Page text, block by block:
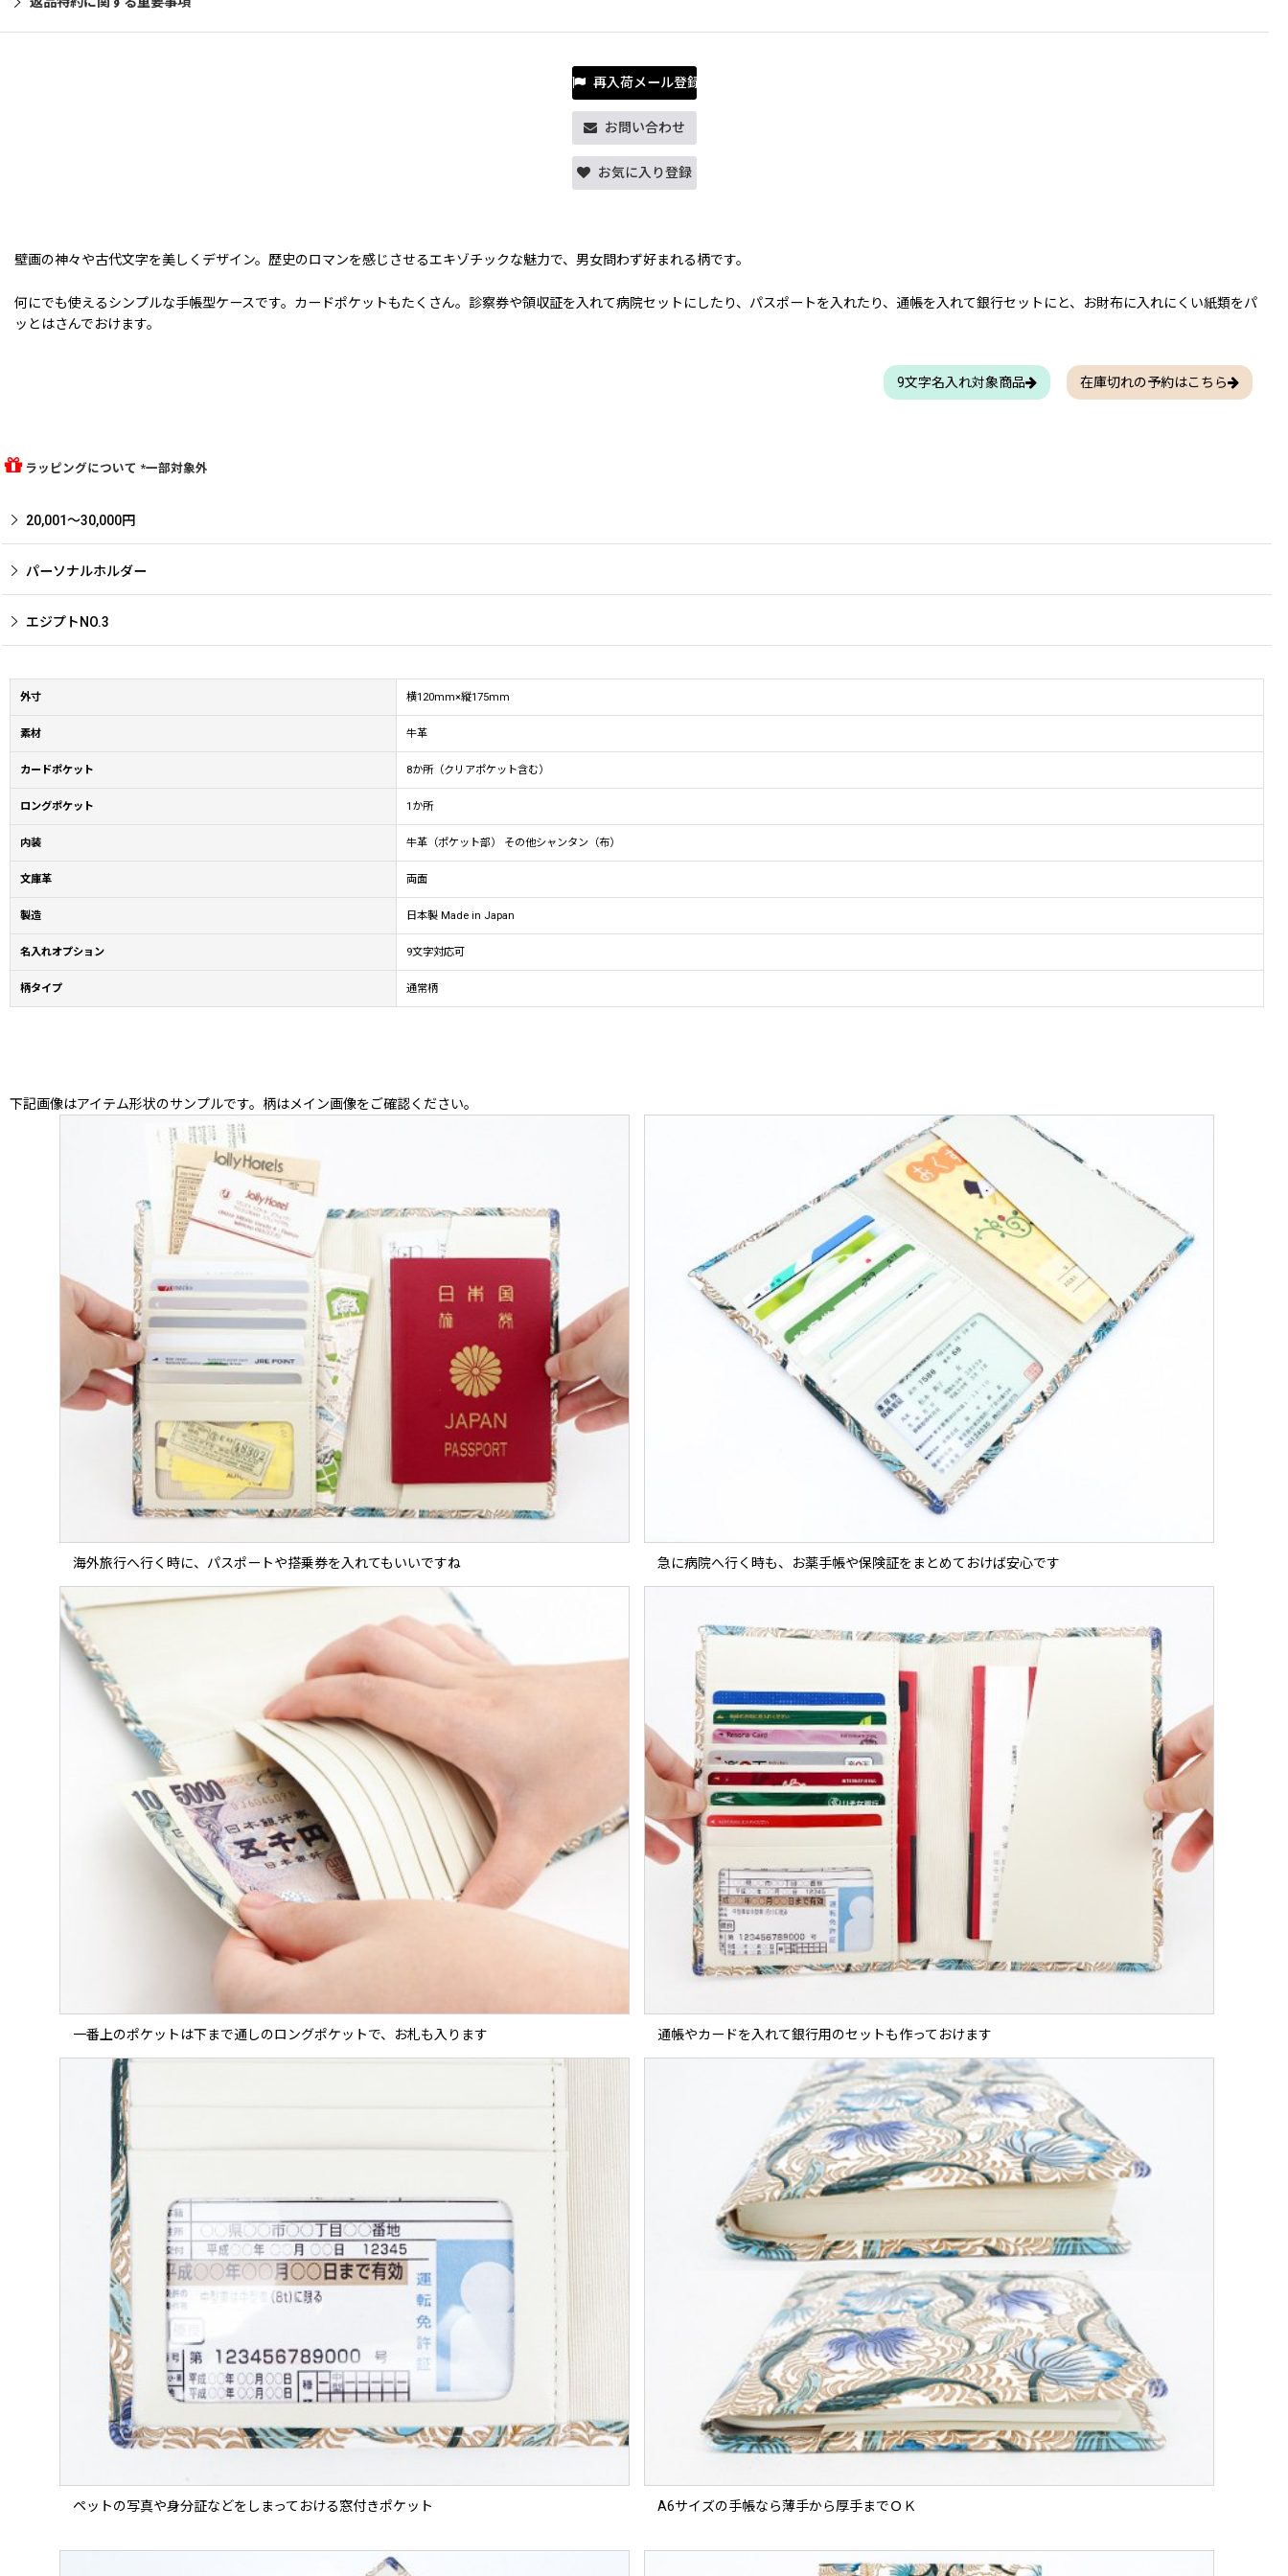
再入荷メール登録
お問い合わせ
お気に入り登録
壁画の神々や古代文字を美しくデザイン。歴史のロマンを感じさせるエキゾチックな魅力で、男女問わず好まれる柄です。
何にでも使えるシンプルな手帳型ケースです。カードポケットもたくさん。診察券や領収証を入れて病院セットにしたり、パスポートを入れたり、通帳を入れて銀行セットにと、お財布に入れにくい紙類をパ
ッとはさんでおけます。
9文字名入れ対象商品 在庫切れの予約はこちら
ラッピングについて *一部対象外
20,001〜30,000円
パーソナルホルダー
エジプトNO.3
外寸 横120mm×縦175mm
素材 牛革
カードポケット 8か所（クリアポケット含む）
ロングポケット 1か所
内装 牛革（ポケット部） その他シャンタン（布）
文庫革 両面
製造 日本製 Made in Japan
名入れオプション 9文字対応可
柄タイプ 通常柄
下記画像はアイテム形状のサンプルです。柄はメイン画像をご確認ください。
海外旅行へ行く時に、パスポートや搭乗券を入れてもいいですね 急に病院へ行く時も、お薬手帳や保険証をまとめておけば安心です
一番上のポケットは下まで通しのロングポケットで、お札も入ります 通帳やカードを入れて銀行用のセットも作っておけます
ペットの写真や身分証などをしまっておける窓付きポケット A6サイズの手帳なら薄手から厚手までＯＫ